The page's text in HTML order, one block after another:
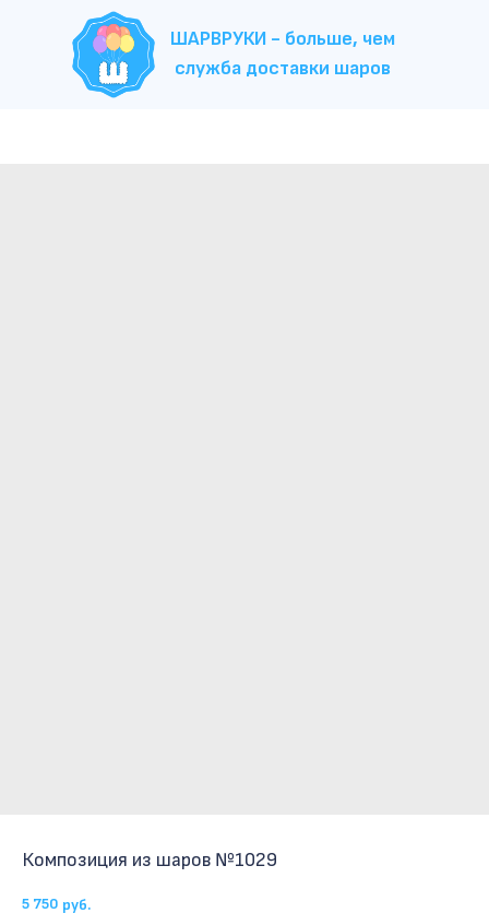
ШАРВРУКИ - больше, чем
служба доставки шаров
Композиция из шаров №1029
5 750 руб.